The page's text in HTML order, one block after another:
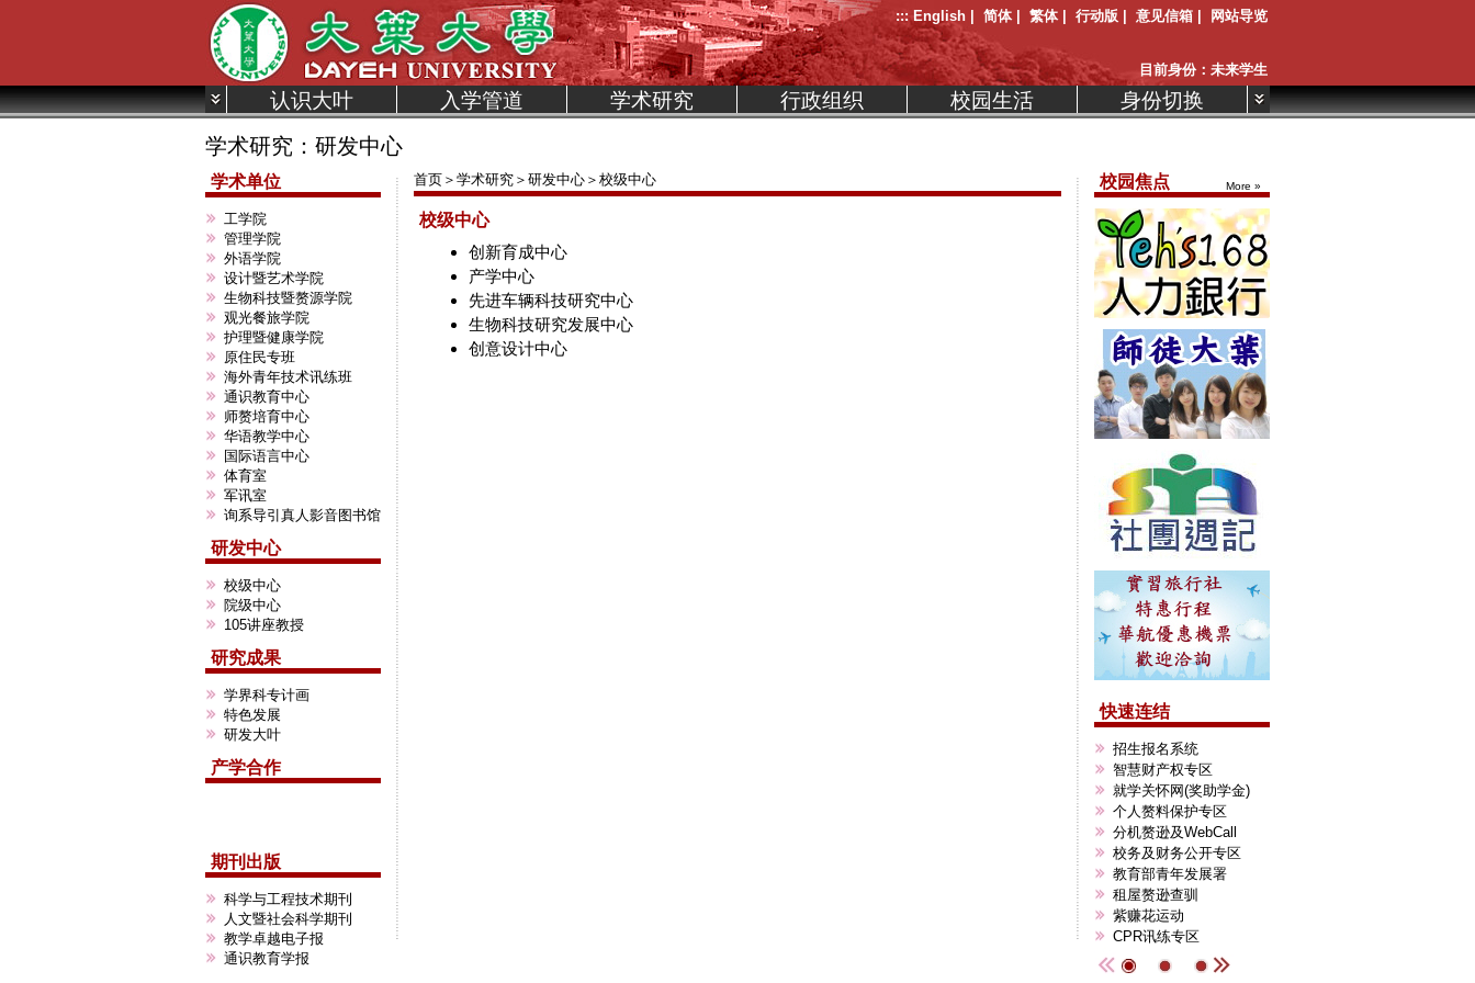
::: English 简体| 繁体| 行动版 意见信箱 网站导览
目前身份：未来学生
认识大叶 入学管道 学术研究 行政组织 校园生活 身份切换
学术研究：研发中心
学术单位
工学院
管理学院
外语学院
设计暨艺术学院
生物科技暨赘源学院
观光餐旅学院
护理暨健康学院
原住民专班
海外青年技术讯练班
通识教育中心
师赘培育中心
华语教学中心
国际语言中心
体育室
军讯室
询系导引真人影音图书馆
研发中心
校级中心
院级中心
105讲座教授
研究成果
学界科专计画
特色发展
研发大叶
产学合作
期刊出版
科学与工程技术期刊
人文暨社会科学期刊
教学卓越电子报
通识教育学报
首页 ＞ 学术研究 ＞ 研发中心 ＞校级中心
校级中心
创新育成中心
产学中心
先进车辆科技研究中心
生物科技研究发展中心
创意设计中心
校园焦点 More »
快速连结
招生报名系统
智慧财产权专区
就学关怀网(奖助学金)
个人赘料保护专区
分机赘逊及WebCall
校务及财务公开专区
教育部青年发展署
租屋赘逊查驯
紫赚花运动
CPR讯练专区